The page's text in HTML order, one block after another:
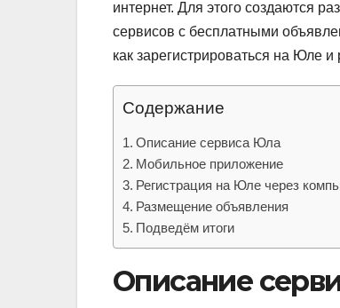
интернет. Для этого создаются
сервисов с бесплатными
как зарегистрироваться на Юле
Содержание
Описание сервиса Юла
Мобильное приложение
Регистрация на Юле через
Размещение объявления
Подведём итоги
Описание